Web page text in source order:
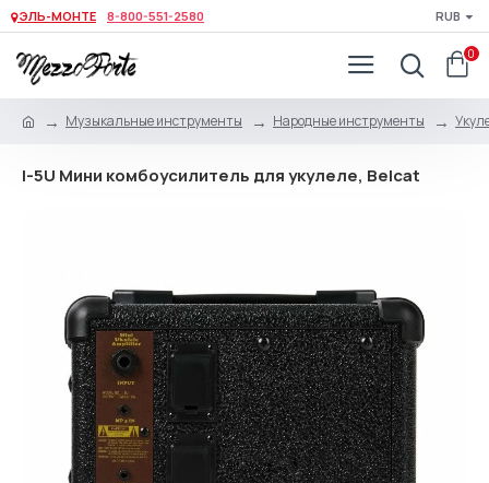
ЭЛЬ-МОНТЕ 8-800-551-2580 RUB
0
Музыкальные инструменты Народные инструменты
I-5U Мини комбоусилитель для укулеле, Belcat